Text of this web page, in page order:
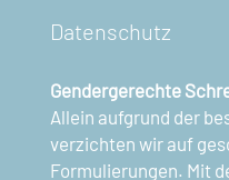
Datenschutz
Gendergerechte
Allein aufgrund der
verzichten wir auf
Formulierungen. Mit